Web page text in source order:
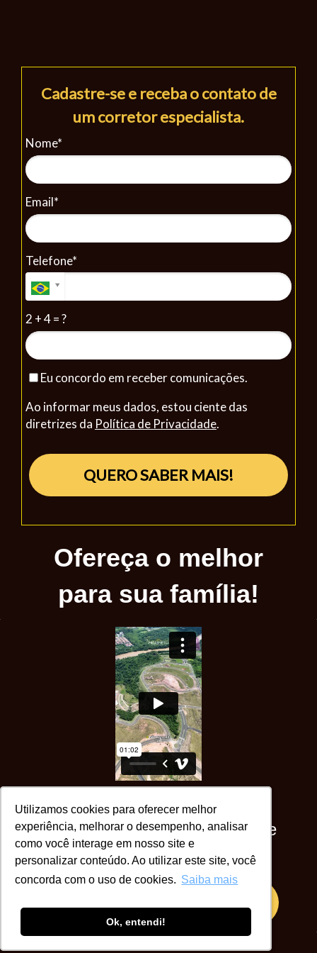
Utilizamos cookies para oferecer melhor
experiência, melhorar o desempenho, analisar
como você interage em nosso site e
personalizar conteúdo. Ao utilizar este site, você
concorda com o uso de cookies. Saiba mais
Ok, entendi!
Utilizamos cookies para oferecer melhor
experiência, melhorar o desempenho, analisar
como você interage em nosso site e
personalizar conteúdo. Ao utilizar este site, você
concorda com o uso de cookies. Saiba mais
Ok, entendi!
Cadastre-se e receba o contato de
um corretor especialista.
Nome*
Email*
Telefone*
2 + 4 = ?
Eu concordo em receber comunicações.
Ao informar meus dados, estou ciente das
diretrizes da Política de Privacidade.
QUERO SABER MAIS!
Ofereça o melhor
para sua família!
Não perca a oportunidade! Fale
conosco.